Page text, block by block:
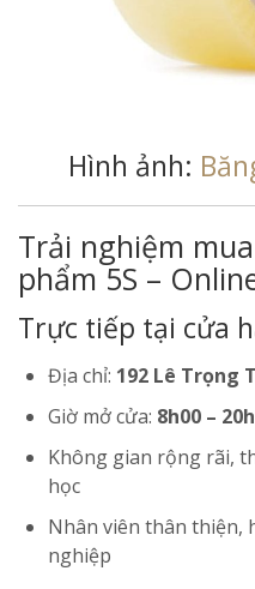
Hình ảnh:
Trải nghiệm
phẩm 5S –
Trực tiếp tại cửa
Địa chỉ: 192 Lê Trọng
Giờ mở cửa: 8h00 –
Không gian rộng rãi,
học
Nhân viên thân thiện,
nghiệp